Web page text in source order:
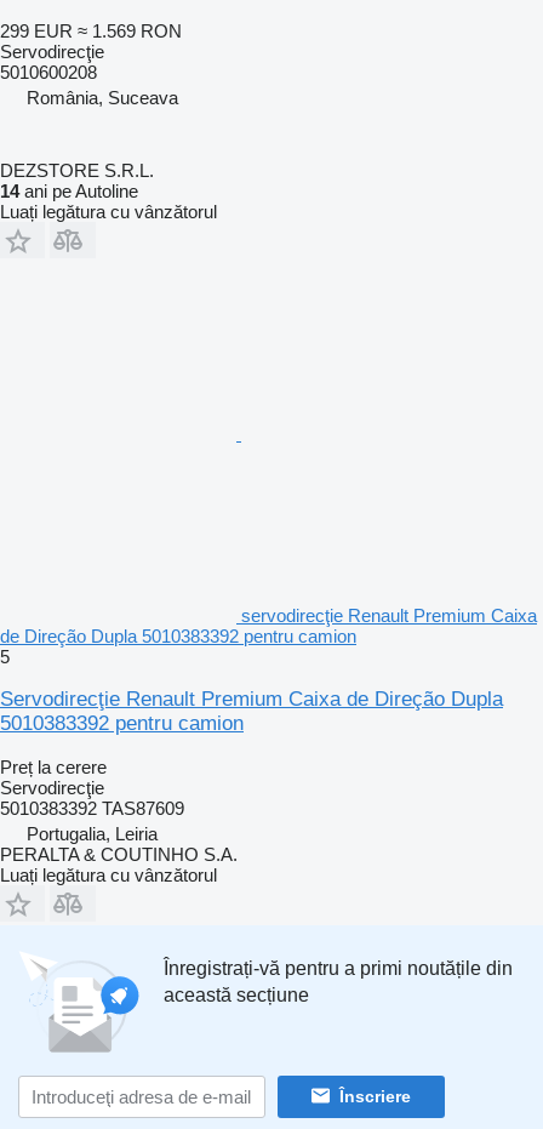
299 EUR ≈ 1.569 RON
Servodirecţie
5010600208
România, Suceava
DEZSTORE S.R.L.
14ani pe Autoline
Luați legătura cu vânzătorul
servodirecţie Renault Premium Caixa
de Direção Dupla 5010383392 pentru camion
5
Servodirecţie Renault Premium Caixa de Direção Dupla
5010383392 pentru camion
Preț la cerere
Servodirecţie
5010383392 TAS87609
Portugalia, Leiria
PERALTA & COUTINHO S.A.
Luați legătura cu vânzătorul
Înregistrați-vă pentru a primi noutățile din
această secțiune
Înscriere